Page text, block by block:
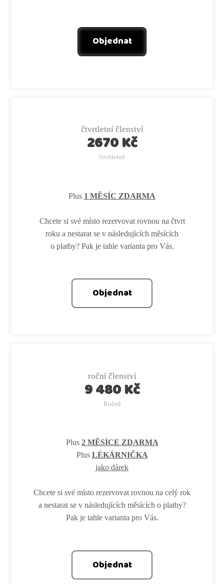
Objednat
čtvrtletní členství
2670 Kč
čtvrtletně
Plus 1 MĚSÍC ZDARMA
Chcete si své místo rezervovat rovnou na čtvrt
roku a nestarat se v následujících měsících
o platby? Pak je tahle varianta pro Vás.
Objednat
roční členství
9 480 Kč
Ročně
Plus 2 MĚSÍCE ZDARMA
Plus LÉKÁRNIČKA
jako dárek
Chcete si své místo rezervovat rovnou na celý rok
a nestarat se v následujících měsících o platby?
Pak je tahle varianta pro Vás.
Objednat